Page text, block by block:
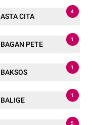
ASTA CITA
4
BAGAN PETE
1
BAKSOS
1
BALIGE
1
5